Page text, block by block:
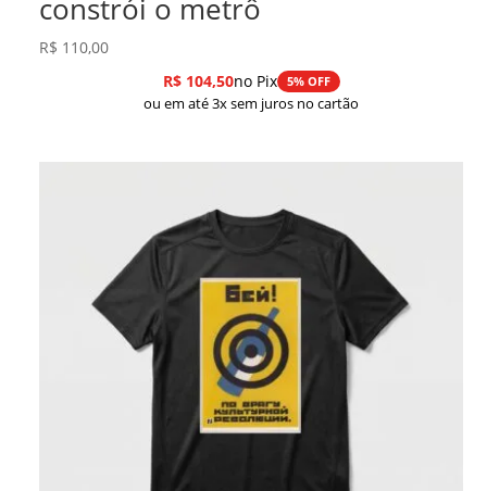
constrói o metrô
R$ 110,00
R$104,50no Pix 5% OFF
ou em até 3x sem juros no cartão